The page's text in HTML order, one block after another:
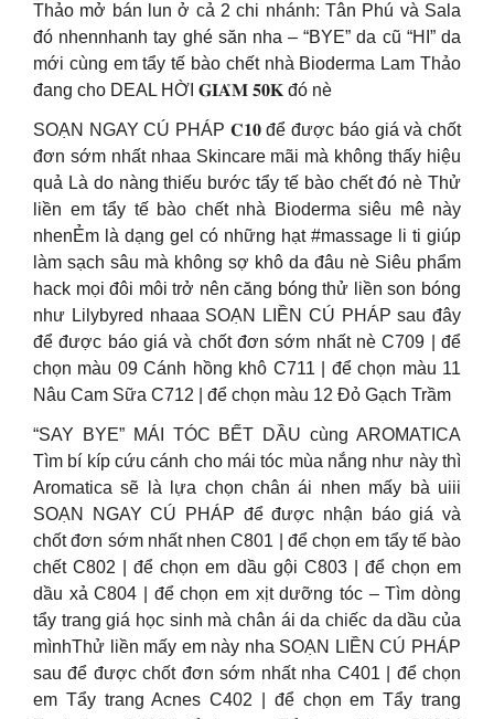
Thảo mở bán lun ở cả 2 chi nhánh: Tân Phú và Sala
đó nhennhanh tay ghé săn nha – “BYE” da cũ “HI” da
mới cùng em tẩy tế bào chết nhà Bioderma Lam Thảo
đang cho DEAL HỜI 𝐆𝐈𝐀̉𝐌 𝟓𝟎𝐊 đó nè
SOẠN NGAY CÚ PHÁP 𝐂𝟏𝟎 để được báo giá và chốt
đơn sớm nhất nhaa Skincare mãi mà không thấy hiệu
quả Là do nàng thiếu bước tẩy tế bào chết đó nè Thử
liền em tẩy tế bào chết nhà Bioderma siêu mê này
nhenẺm là dạng gel có những hạt #massage li ti giúp
làm sạch sâu mà không sợ khô da đâu nè Siêu phẩm
hack mọi đôi môi trở nên căng bóng thử liền son bóng
như Lilybyred nhaaa SOẠN LIỀN CÚ PHÁP sau đây
để được báo giá và chốt đơn sớm nhất nè C709 | để
chọn màu 09 Cánh hồng khô C711 | để chọn màu 11
Nâu Cam Sữa C712 | để chọn màu 12 Đỏ Gạch Trầm
“SAY BYE” MÁI TÓC BẾT DẦU cùng AROMATICA
Tìm bí kíp cứu cánh cho mái tóc mùa nắng như này thì
Aromatica sẽ là lựa chọn chân ái nhen mấy bà uiii
SOẠN NGAY CÚ PHÁP để được nhận báo giá và
chốt đơn sớm nhất nhen C801 | để chọn em tẩy tế bào
chết C802 | để chọn em dầu gội C803 | để chọn em
dầu xả C804 | để chọn em xịt dưỡng tóc – Tìm dòng
tẩy trang giá học sinh mà chân ái da chiếc da dầu của
mìnhThử liền mấy em này nha SOẠN LIỀN CÚ PHÁP
sau để được chốt đơn sớm nhất nha C401 | để chọn
em Tẩy trang Acnes C402 | để chọn em Tẩy trang